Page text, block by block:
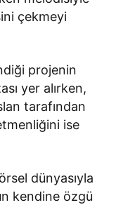
çekmeyi
projenin
yer alırken,
tarafından
ise
dünyasıyla
kendine özgü